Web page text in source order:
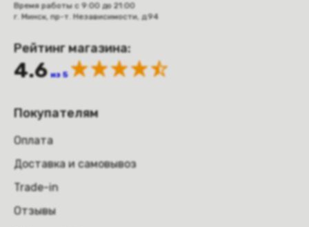
Время работы с 9:00 до 21:00
г. Минск, пр-т. Независимости, д.94
Рейтинг магазина:
4.6 из 5
Покупателям
Оплата
Доставка и самовывоз
Trade-in
Отзывы